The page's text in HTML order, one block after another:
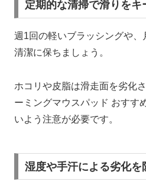
定期的な清掃で滑りをキ
週1回の軽いブラッシングや
清潔に保ちましょう。
ホコリや皮脂は滑走面を劣化
ーミングマウスパッド おすす
いよう注意が必要です。
湿度や手汗による劣化を